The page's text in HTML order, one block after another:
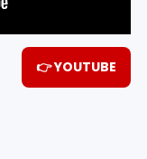
👉 YOUTUBE